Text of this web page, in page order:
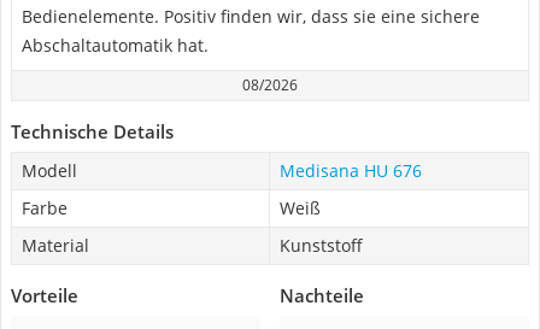
Bedienelemente. Positiv finden wir, dass sie eine sichere
Abschaltautomatik hat.
08/2026
Technische Details
Modell
Medisana HU 676
Farbe
Weiß
Material
Kunststoff
Vorteile Nachteile